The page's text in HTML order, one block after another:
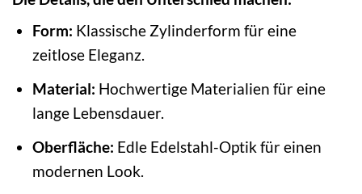
Form: Klassische Zylinderform für eine
zeitlose Eleganz.
Material: Hochwertige Materialien für eine
lange Lebensdauer.
Oberfläche: Edle Edelstahl-Optik für einen
modernen Look.